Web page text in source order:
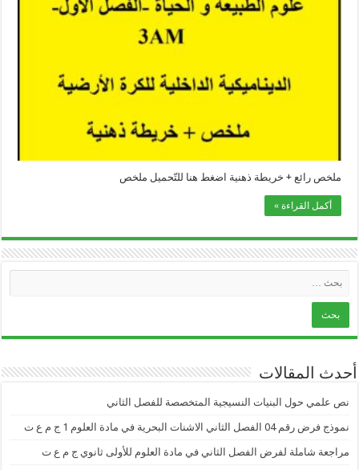
ملخص رائع + خريطة ذهنية اضغط هنا للتّحميل ملخص
أكمل القراءة »
أحدث المقالات
نص علمي حول البنيات النسيجية المتخصصة للفصل الثاني
نموذج فرض رقم 04 الفصل الثاني الاشنات البحرية في مادة العلوم 1 ج م ع ت
مراجعة شاملة لفرض الفصل الثاني في مادة العلوم للأولى ثانوي ج م ع ت